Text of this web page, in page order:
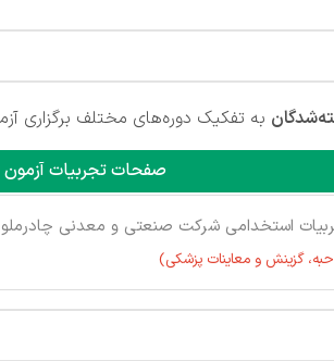
به تفکیک دوره‌های مختلف برگزاری
صفحات تجربیات
استخدامی شرکت صنعتی و معدنی چادرملو
گزینش و معاینات پزشکی)